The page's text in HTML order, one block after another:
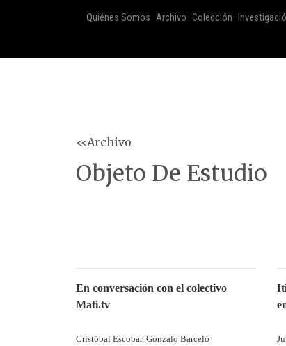
Quiénes Somos Archivo Colección
<<Archivo
Objeto De Estudio
En conversación con el colectivo
Mafi.tv
Cristóbal Escobar, Gonzalo Barceló